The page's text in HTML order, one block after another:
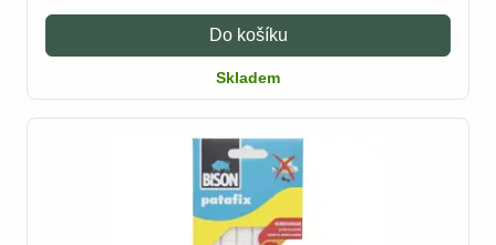
Do košíku
Skladem